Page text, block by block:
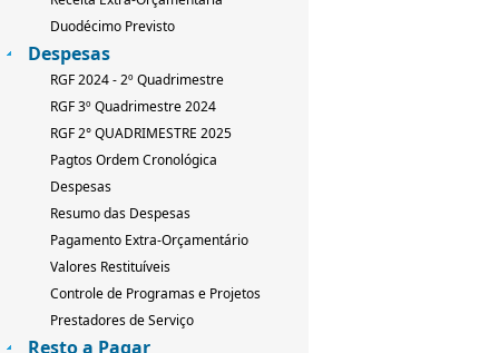
Duodécimo Previsto
Despesas
RGF 2024 - 2º Quadrimestre
RGF 3º Quadrimestre 2024
RGF 2° QUADRIMESTRE 2025
Pagtos Ordem Cronológica
Despesas
Resumo das Despesas
Pagamento Extra-Orçamentário
Valores Restituíveis
Controle de Programas e Projetos
Prestadores de Serviço
Resto a Pagar